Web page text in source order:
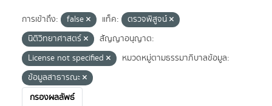
การเข้าถึง: false แท็ค:
ตรวจพิสูจน์
นิติวิทยาศาสตร์
สัญญาอนุญาต:
License not specified
หมวดหมู่ตามธรรมาภิบาลข้อมูล:
ข้อมูลสาธารณะ
กรองผลลัพธ์